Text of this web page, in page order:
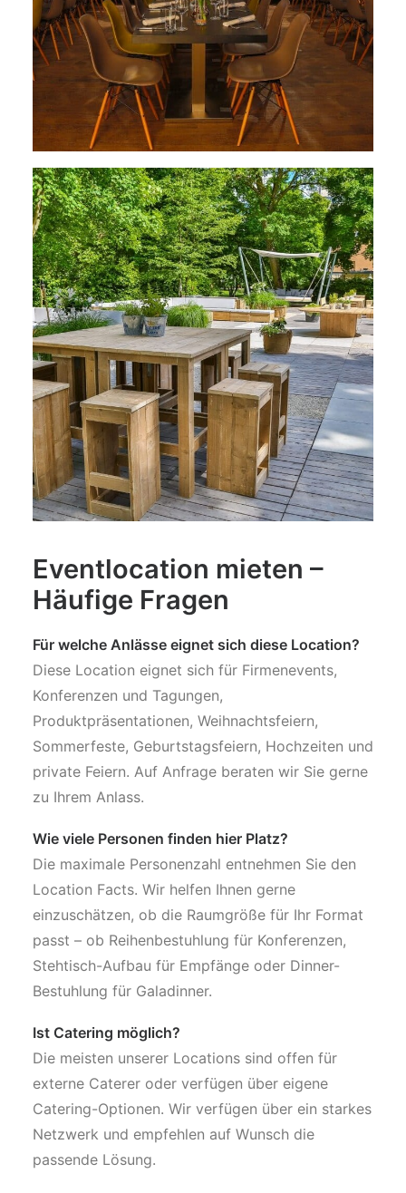
Eventlocation mieten –
Häufige Fragen
Für welche Anlässe eignet sich diese Location?
Diese Location eignet sich für Firmenevents,
Konferenzen und Tagungen,
Produktpräsentationen, Weihnachtsfeiern,
Sommerfeste, Geburtstagsfeiern, Hochzeiten und
private Feiern. Auf Anfrage beraten wir Sie gerne
zu Ihrem Anlass.
Wie viele Personen finden hier Platz?
Die maximale Personenzahl entnehmen Sie den
Location Facts. Wir helfen Ihnen gerne
einzuschätzen, ob die Raumgröße für Ihr Format
passt – ob Reihenbestuhlung für Konferenzen,
Stehtisch-Aufbau für Empfänge oder Dinner-
Bestuhlung für Galadinner.
Ist Catering möglich?
Die meisten unserer Locations sind offen für
externe Caterer oder verfügen über eigene
Catering-Optionen. Wir verfügen über ein starkes
Netzwerk und empfehlen auf Wunsch die
passende Lösung.